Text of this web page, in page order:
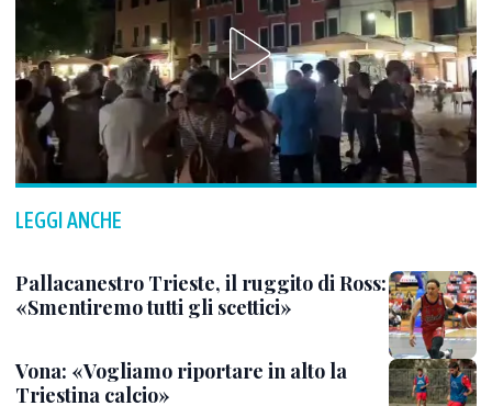
LEGGI ANCHE
Pallacanestro Trieste, il ruggito di Ross:
«Smentiremo tutti gli scettici»
Vona: «Vogliamo riportare in alto la
Triestina calcio»